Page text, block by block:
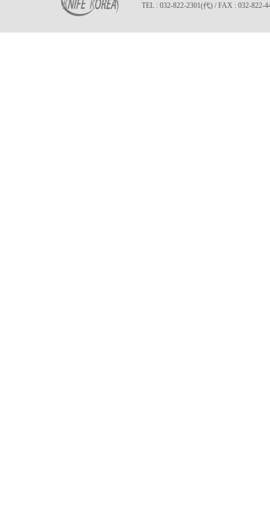
TEL : 032-822-2301(代) / FAX : 032-822-